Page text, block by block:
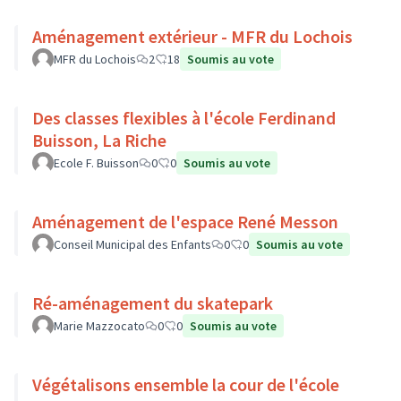
Aménagement extérieur - MFR du Lochois
MFR du Lochois 2 18 Soumis au vote
Des classes flexibles à l'école Ferdinand
Buisson, La Riche
Ecole F. Buisson 0 0 Soumis au vote
Aménagement de l'espace René Messon
Conseil Municipal des Enfants 0 0 Soumis au vote
Ré-aménagement du skatepark
Marie Mazzocato 0 0 Soumis au vote
Végétalisons ensemble la cour de l'école